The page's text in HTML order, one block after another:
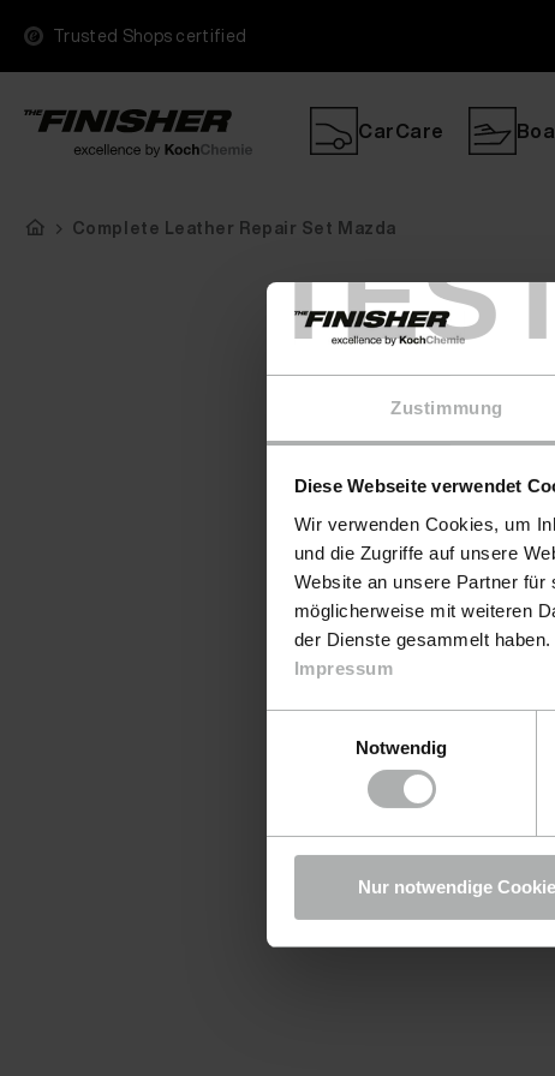
Zustimmung
Diese Webseite verwendet
Wir verwenden Cookies, um
und die Zugriffe auf unsere
Website an unsere Partner für
möglicherweise mit weiteren
der Dienste gesammelt
Impressum
Notwendig
Nur notwendige
Trusted Shops certified
CarCare
Complete Leather Repair Set Mazda